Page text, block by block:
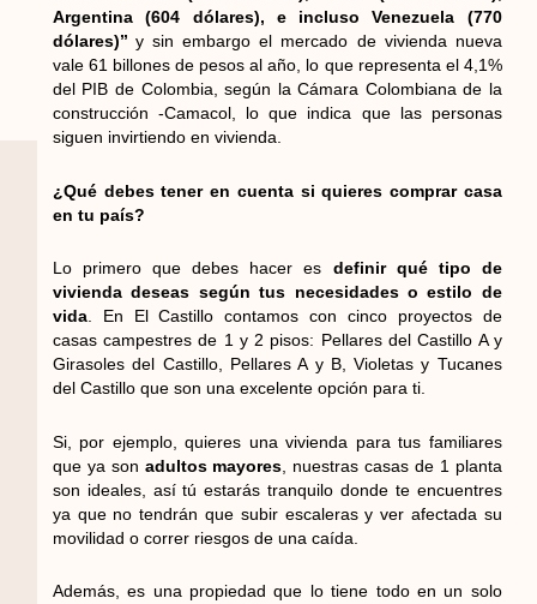
Argentina (604 dólares), e incluso Venezuela (770
dólares)’’ y sin embargo el mercado de vivienda nueva
vale 61 billones de pesos al año, lo que representa el 4,1%
del PIB de Colombia, según la Cámara Colombiana de la
construcción -Camacol, lo que indica que las personas
siguen invirtiendo en vivienda.
¿Qué debes tener en cuenta si quieres comprar casa
en tu país?
Lo primero que debes hacer es definir qué tipo de
vivienda deseas según tus necesidades o estilo de
vida. En El Castillo contamos con cinco proyectos de
casas campestres de 1 y 2 pisos: Pellares del Castillo A y
Girasoles del Castillo, Pellares A y B, Violetas y Tucanes
del Castillo que son una excelente opción para ti.
Si, por ejemplo, quieres una vivienda para tus familiares
que ya son adultos mayores , nuestras casas de 1 planta
son ideales, así tú estarás tranquilo donde te encuentres
ya que no tendrán que subir escaleras y ver afectada su
movilidad o correr riesgos de una caída.
Además, es una propiedad que lo tiene todo en un solo